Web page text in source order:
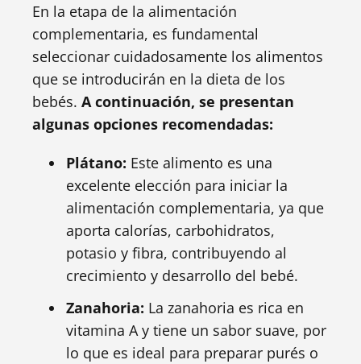
En la etapa de la alimentación
complementaria, es fundamental
seleccionar cuidadosamente los alimentos
que se introducirán en la dieta de los
bebés. A continuación, se presentan
algunas opciones recomendadas:
Plátano: Este alimento es una
excelente elección para iniciar la
alimentación complementaria, ya que
aporta calorías, carbohidratos,
potasio y fibra, contribuyendo al
crecimiento y desarrollo del bebé.
Zanahoria: La zanahoria es rica en
vitamina A y tiene un sabor suave, por
lo que es ideal para preparar purés o